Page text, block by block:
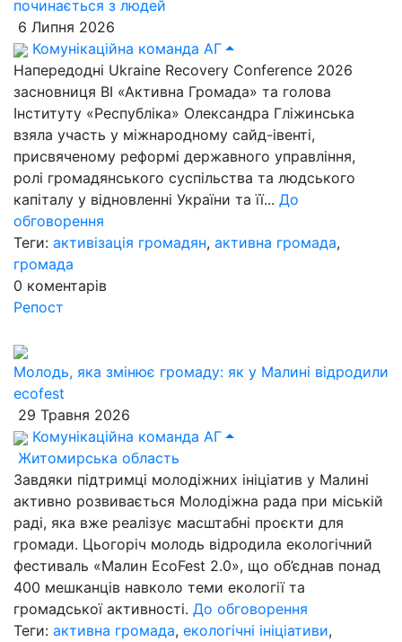
починається з людей
6 Липня 2026
Комунікаційна команда АГ
Напередодні Ukraine Recovery Conference 2026
засновниця ВІ «Активна Громада» та голова
Інституту «Республіка» Олександра Гліжинська
взяла участь у міжнародному сайд-івенті,
присвяченому реформі державного управління,
ролі громадянського суспільства та людського
капіталу у відновленні України та її... До
обговорення
Теги: активізація громадян, активна громада,
громада
0 коментарів
Репост
Молодь, яка змінює громаду: як у Малині відродили
ecofest
29 Травня 2026
Комунікаційна команда АГ
Житомирська область
Завдяки підтримці молодіжних ініціатив у Малині
активно розвивається Молодіжна рада при міській
раді, яка вже реалізує масштабні проєкти для
громади. Цьогоріч молодь відродила екологічний
фестиваль «Малин EcoFest 2.0», що об’єднав понад
400 мешканців навколо теми екології та
громадської активності. До обговорення
Теги: активна громада, екологічні ініціативи,